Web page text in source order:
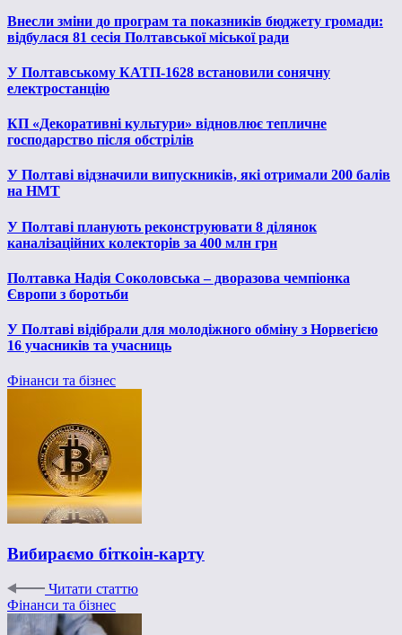
Внесли зміни до програм та показників бюджету громади:
відбулася 81 сесія Полтавської міської ради
У Полтавському КАТП-1628 встановили сонячну
електростанцію
КП «Декоративні культури» відновлює тепличне
господарство після обстрілів
У Полтаві відзначили випускників, які отримали 200 балів
на НМТ
У Полтаві планують реконструювати 8 ділянок
каналізаційних колекторів за 400 млн грн
Полтавка Надія Соколовська – дворазова чемпіонка
Європи з боротьби
У Полтаві відібрали для молодіжного обміну з Норвегією
16 учасників та учасниць
Фінанси та бізнес
Вибираємо біткоін-карту
Читати статтю
Фінанси та бізнес